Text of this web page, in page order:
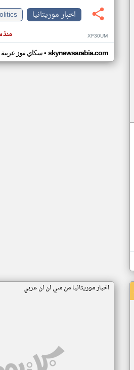
اخبار موريتانيا
منذ XF30UM
سكاي نيوز عربية• skynewsarabia.com
اخبار موريتانيا من سي ان ان عربي